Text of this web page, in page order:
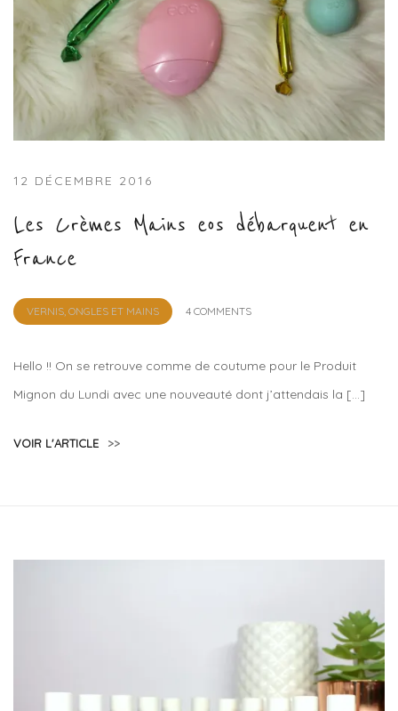
12 DÉCEMBRE 2016
Les Crèmes Mains eos débarquent en
France
VERNIS, ONGLES ET MAINS
by
4 COMMENTS
Hello !! On se retrouve comme de coutume pour le Produit
Mignon du Lundi avec une nouveauté dont j’attendais la […]
VOIR L'ARTICLE >>